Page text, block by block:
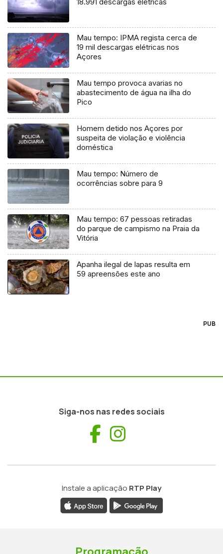
18.991 descargas elétricas
Mau tempo: IPMA regista cerca de
19 mil descargas elétricas nos
Açores
Mau tempo provoca avarias no
abastecimento de água na ilha do
Pico
Homem detido nos Açores por
suspeita de violação e violência
doméstica
Mau tempo: Número de
ocorrências sobre para 9
Mau tempo: 67 pessoas retiradas
do parque de campismo na Praia da
Vitória
Apanha ilegal de lapas resulta em
59 apreensões este ano
PUB
Siga-nos nas redes sociais
Facebook
Instale a aplicação RTP Play